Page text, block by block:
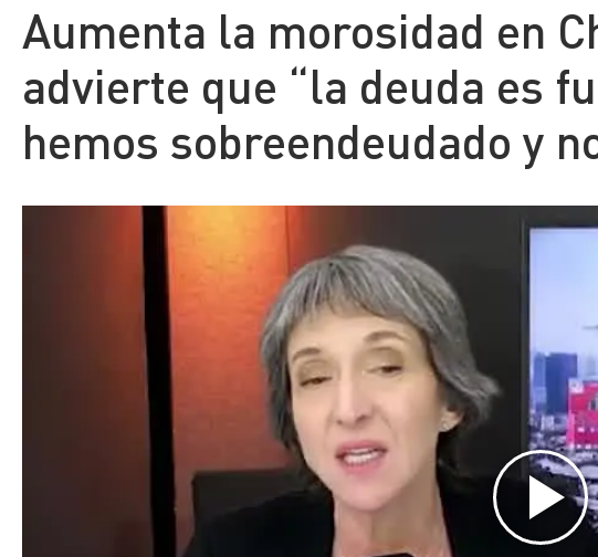
Contenido Patrocinado
Aumenta la morosidad en
advierte que “la deuda es
hemos sobreendeudado y